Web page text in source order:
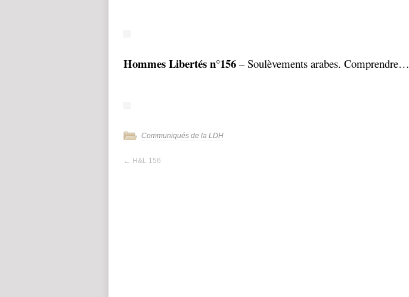
Hommes Libertés n°156 – Soulèvements arabes. Comprendre…
Communiqués de la LDH
← H&L 156